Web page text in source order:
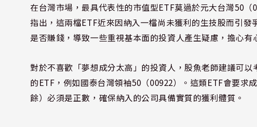
在台灣市場，最具代表性的市值型ETF莫過於元大台灣50
指出，這兩檔ETF近來因納入一檔尚未獲利的生技股而引
是否賺錢，導致一些重視基本面的投資人產生疑慮，擔心有
對於不喜歡「夢想成分太高」的投資人，股魚老師建議可
的ETF，例如國泰台灣領袖50（00922）。這類ETF會要求
餘）必須是正數，確保納入的公司具備實質的獲利體質。